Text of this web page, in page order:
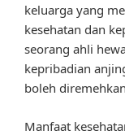
keluarga yang
kesehatan dan
seorang ahli
kepribadian
boleh
Manfaat